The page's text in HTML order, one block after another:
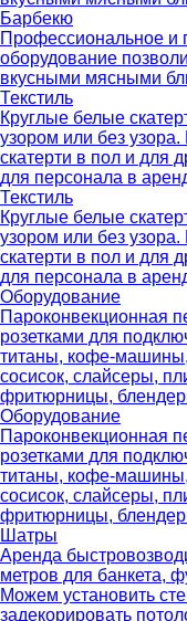
Барбекю
Профессиональное и
оборудование
вкусными мясными
Текстиль
Круглые белые
узором или без
скатерти в пол и для
для персонала в
Текстиль
Круглые белые
узором или без
скатерти в пол и для
для персонала в
Оборудование
Пароконвекционная
розетками для
титаны, кофе-
сосисок, слайсеры,
фритюрницы,
Оборудование
Пароконвекционная
розетками для
титаны, кофе-
сосисок, слайсеры,
фритюрницы,
Шатры
Аренда
метров для банкета,
Можем установить
задекорировать